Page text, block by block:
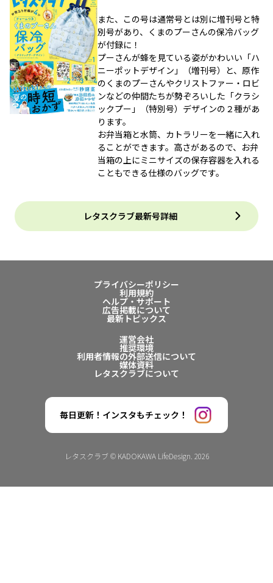
また、この号は通常号とは別に増刊号と特
別号があり、くまのプーさんの保冷バッグ
が付録に！
プーさんが蜂を見ている姿がかわいい「ハ
ニーポットデザイン」（増刊号）と、原作
のくまのプーさんやクリストファー・ロビ
ンなどの仲間たちが勢ぞろいした「クラシ
ックプー」（特別号）デザインの２種があ
ります。
お弁当箱と水筒、カトラリーを一緒に入れ
ることができます。高さがあるので、お弁
当箱の上にミニサイズの保存容器を入れる
こともできる仕様のバッグです。
レタスクラブ最新号詳細
プライバシーポリシー
利用規約
ヘルプ・サポート
広告掲載について
最新トピックス
運営会社
推奨環境
利用者情報の外部送信について
媒体資料
レタスクラブについて
毎日更新！インスタもチェック！
レタスクラブ © KADOKAWA LifeDesign. 2026